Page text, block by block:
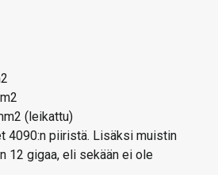
(leikattu)
4090:n piiristä. Lisäksi muistin
12 gigaa, eli sekään ei ole